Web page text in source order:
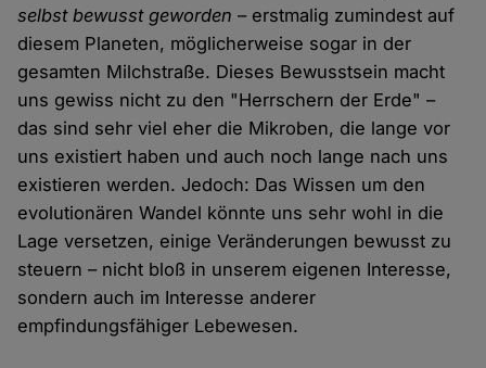
selbst bewusst geworden – erstmalig zumindest auf
diesem Planeten, möglicherweise sogar in der
gesamten Milchstraße. Dieses Bewusstsein macht
uns gewiss nicht zu den "Herrschern der Erde" –
das sind sehr viel eher die Mikroben, die lange vor
uns existiert haben und auch noch lange nach uns
existieren werden. Jedoch: Das Wissen um den
evolutionären Wandel könnte uns sehr wohl in die
Lage versetzen, einige Veränderungen bewusst zu
steuern – nicht bloß in unserem eigenen Interesse,
sondern auch im Interesse anderer
empfindungsfähiger Lebewesen.